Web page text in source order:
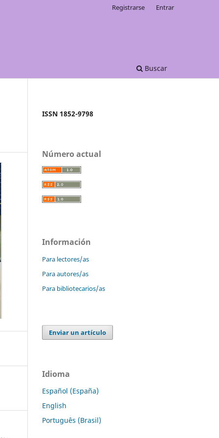
Buscar
Registrarse Entrar
ISSN 1852-9798
Número actual
Información
Para lectores/as
Para autores/as
Para bibliotecarios/as
Enviar un artículo
Idioma
Español (España)
English
Português (Brasil)